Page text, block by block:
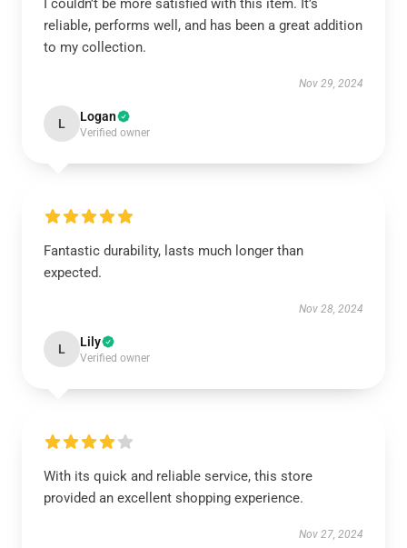
I couldn’t be more satisfied with this item. It’s
reliable, performs well, and has been a great addition
to my collection.
Nov 29, 2024
L Logan
Verified owner
Fantastic durability, lasts much longer than
expected.
Nov 28, 2024
L Lily
Verified owner
With its quick and reliable service, this store
provided an excellent shopping experience.
Nov 27, 2024